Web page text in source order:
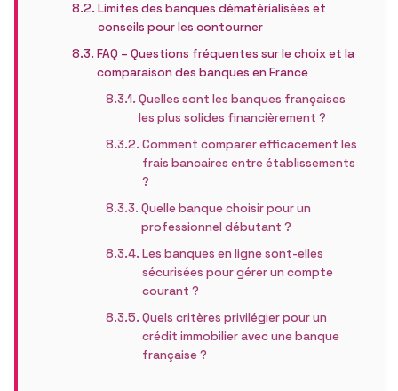
Limites des banques dématérialisées et
conseils pour les contourner
FAQ – Questions fréquentes sur le choix et la
comparaison des banques en France
Quelles sont les banques françaises
les plus solides financièrement ?
Comment comparer efficacement les
frais bancaires entre établissements
?
Quelle banque choisir pour un
professionnel débutant ?
Les banques en ligne sont-elles
sécurisées pour gérer un compte
courant ?
Quels critères privilégier pour un
crédit immobilier avec une banque
française ?